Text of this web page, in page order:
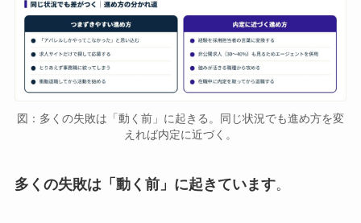
図：多くの失敗は「動く前」に起きる。同じ状況でも進め方を変
えれば内定に近づく。
多くの失敗は「動く前」に起きています。